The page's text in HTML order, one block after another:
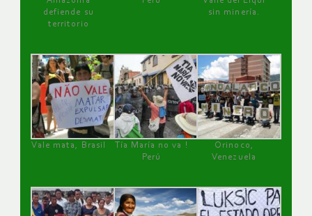
defiende su
territorio
sin minería.
Vale mata, Brasil
Tía María no va !
Perú
Orinoco,
Venezuela